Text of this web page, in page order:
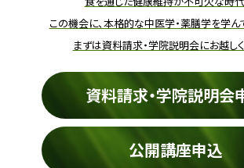
この機会に、本格的な中医学・薬膳学を学ん
まずは資料請求・学院説明会にお越しく
資料請求・学院説明会
公開講座申込